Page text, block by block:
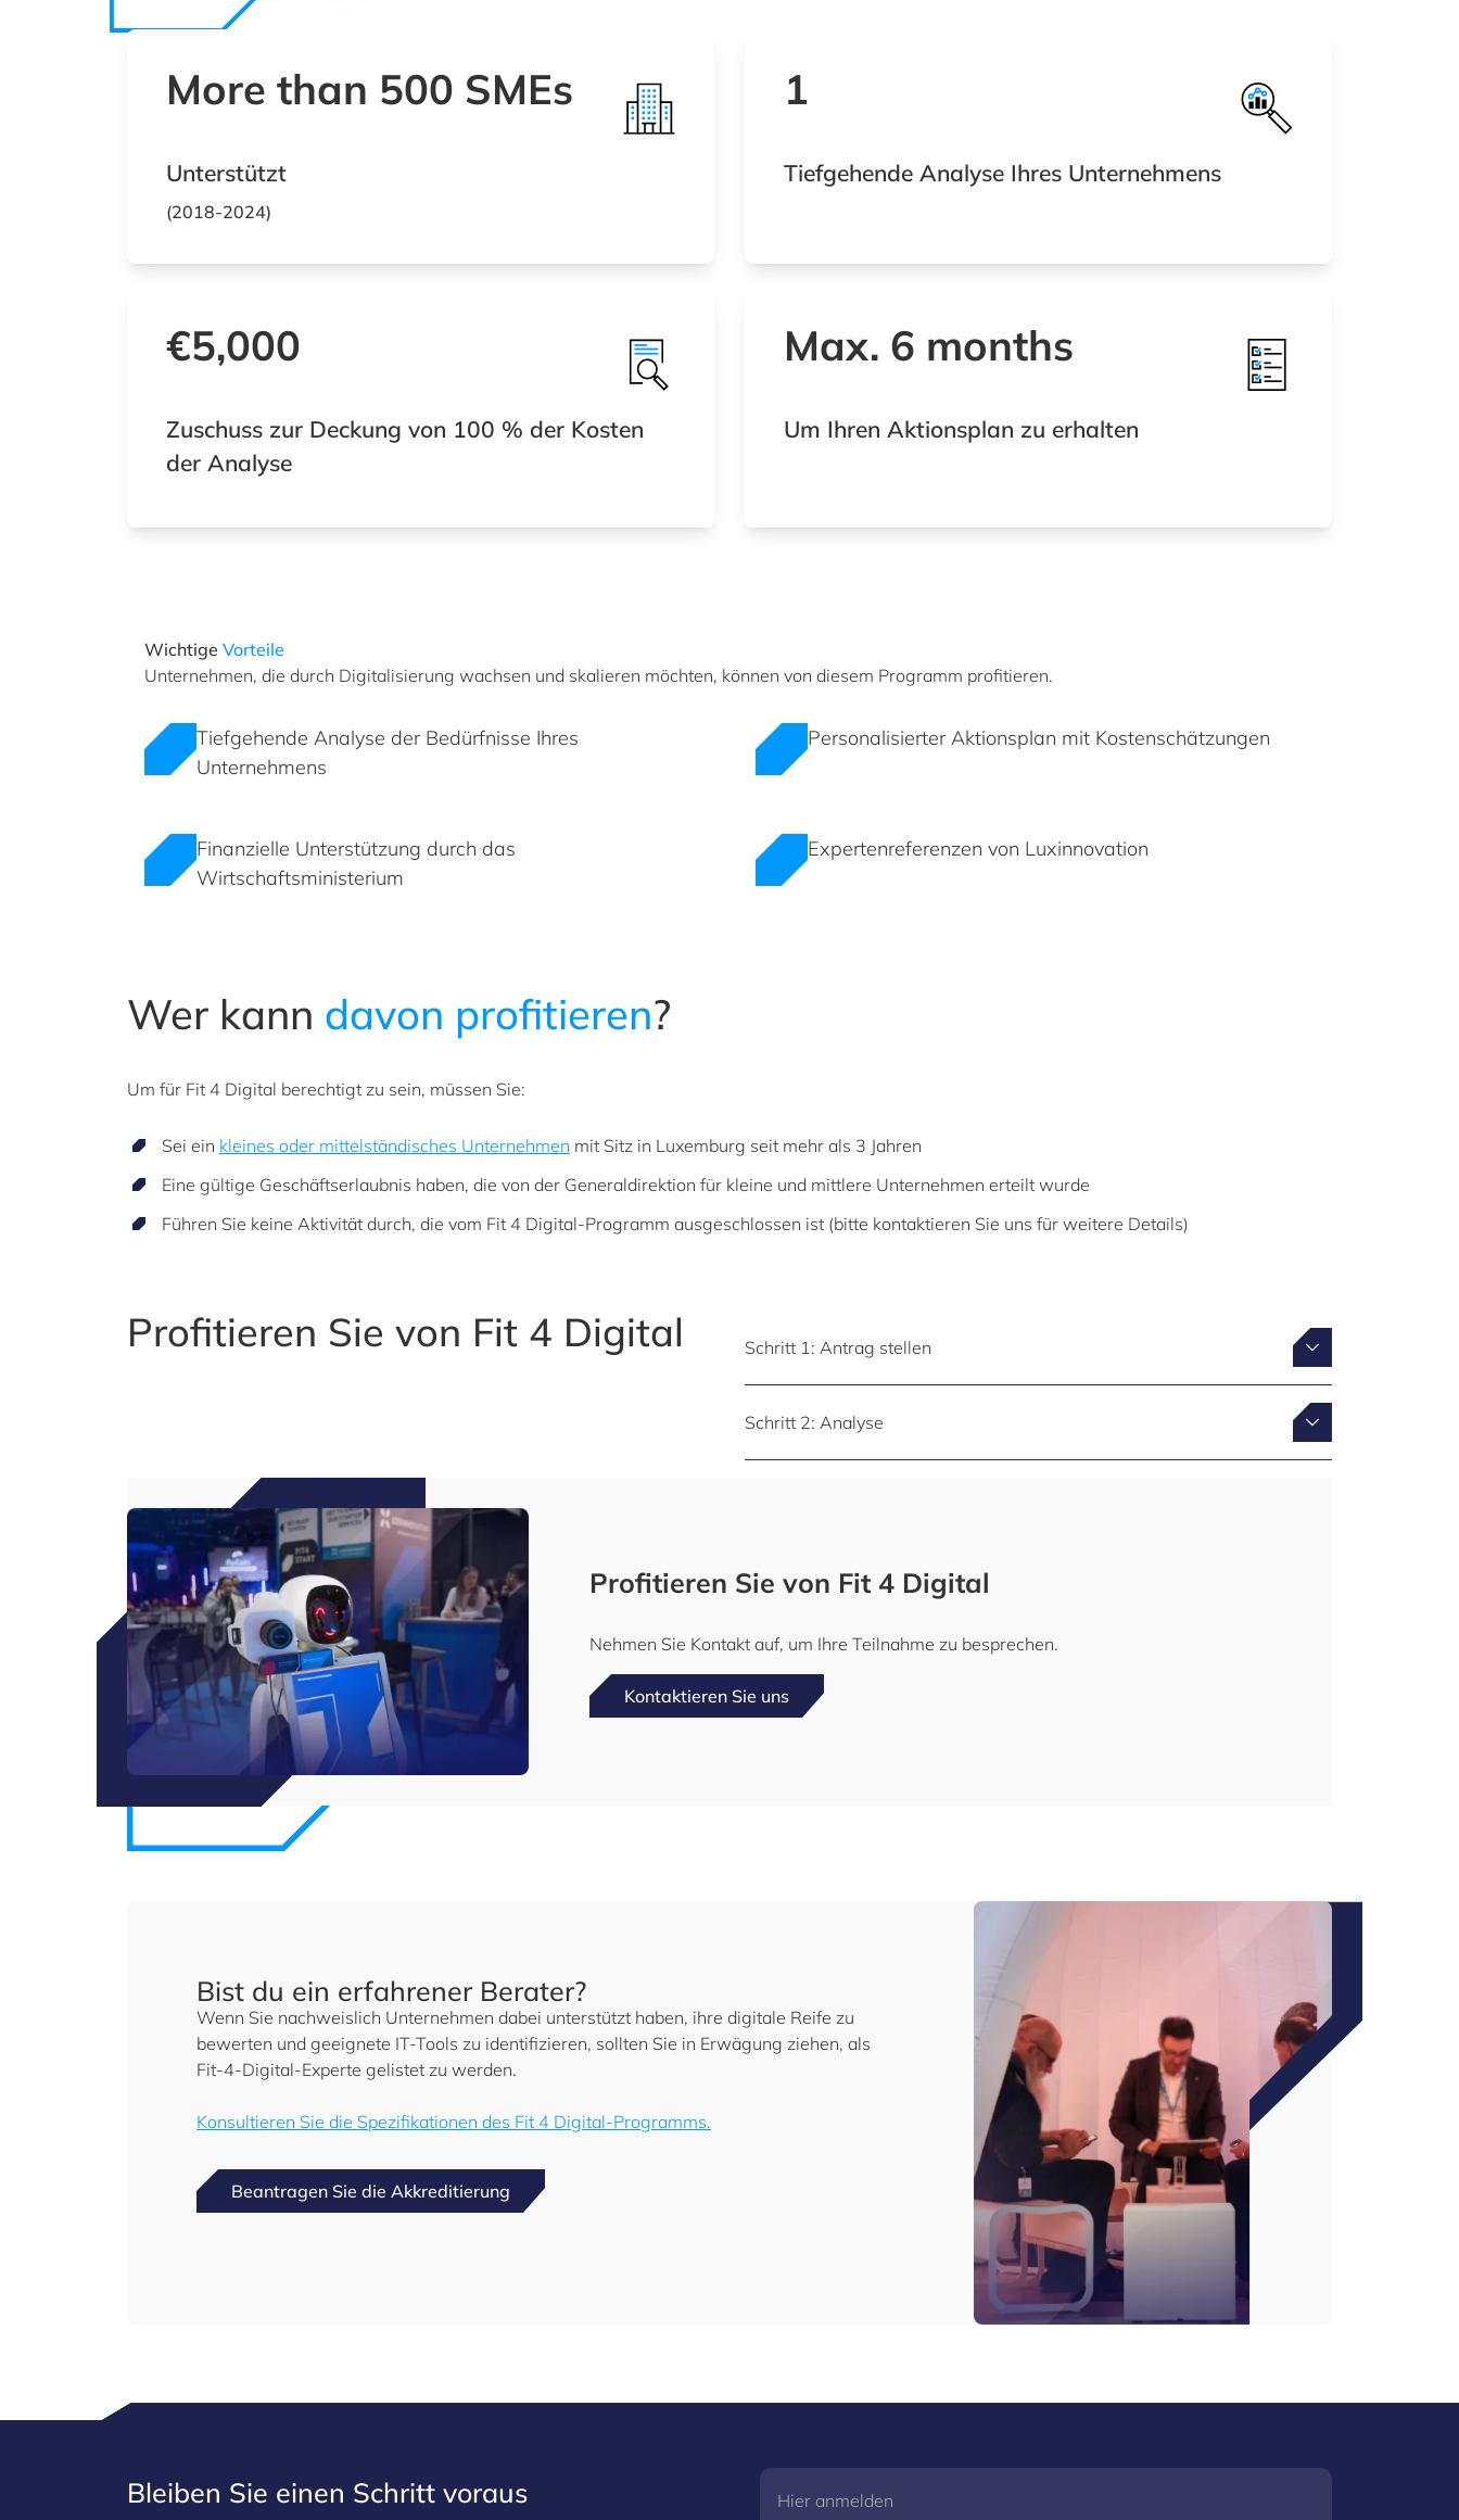
More than 500 SMEs
Unterstützt
(2018-2024)
1
Tiefgehende Analyse Ihres Unternehmens
€5,000
Zuschuss zur Deckung von 100 % der Kosten
der Analyse
Max. 6 months
Um Ihren Aktionsplan zu erhalten
Wichtige Vorteile
Unternehmen, die durch Digitalisierung wachsen und skalieren möchten, können von diesem Programm profitieren.
Tiefgehende Analyse der Bedürfnisse Ihres
Unternehmens
Personalisierter Aktionsplan mit Kostenschätzungen
Finanzielle Unterstützung durch das
Wirtschaftsministerium
Expertenreferenzen von Luxinnovation
Wer kann davon profitieren?
Um für Fit 4 Digital berechtigt zu sein, müssen Sie:
Sei ein kleines oder mittelständisches Unternehmen mit Sitz in Luxemburg seit mehr als 3 Jahren
Eine gültige Geschäftserlaubnis haben, die von der Generaldirektion für kleine und mittlere Unternehmen erteilt wurde
Führen Sie keine Aktivität durch, die vom Fit 4 Digital-Programm ausgeschlossen ist (bitte kontaktieren Sie uns für weitere Details)
Profitieren Sie von Fit 4 Digital Schritt 1: Antrag stellen
Schritt 2: Analyse
Profitieren Sie von Fit 4 Digital
Nehmen Sie Kontakt auf, um Ihre Teilnahme zu besprechen.
Kontaktieren Sie uns
Bist du ein erfahrener Berater?
Wenn Sie nachweislich Unternehmen dabei unterstützt haben, ihre digitale Reife zu
bewerten und geeignete IT-Tools zu identifizieren, sollten Sie in Erwägung ziehen, als
Fit-4-Digital-Experte gelistet zu werden.
Konsultieren Sie die Spezifikationen des Fit 4 Digital-Programms.
Beantragen Sie die Akkreditierung
Bleiben Sie einen Schritt voraus